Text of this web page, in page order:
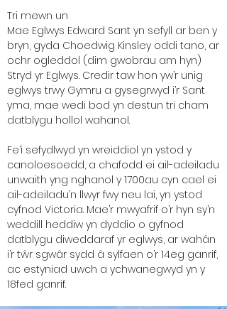
Tri mewn un
Mae Eglwys Edward Sant yn sefyll ar ben y
bryn, gyda Choedwig Kinsley oddi tano, ar
ochr ogleddol (dim gwobrau am hyn)
Stryd yr Eglwys. Credir taw hon yw’r unig
eglwys trwy Gymru a gysegrwyd i’r Sant
yma, mae wedi bod yn destun tri cham
datblygu hollol wahanol.
Fe’i sefydlwyd yn wreiddiol yn ystod y
canoloesoedd, a chafodd ei ail-adeiladu
unwaith yng nghanol y 1700au cyn cael ei
ail-adeiladu’n llwyr fwy neu lai, yn ystod
cyfnod Victoria. Mae’r mwyafrif o’r hyn sy’n
weddill heddiw yn dyddio o gyfnod
datblygu diweddaraf yr eglwys, ar wahân
i’r tŵr sgwâr sydd â sylfaen o’r 14eg ganrif,
ac estyniad uwch a ychwanegwyd yn y
18fed ganrif.